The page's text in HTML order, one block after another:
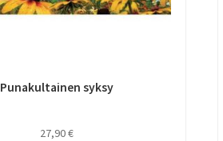
Punakultainen syksy
27,90€